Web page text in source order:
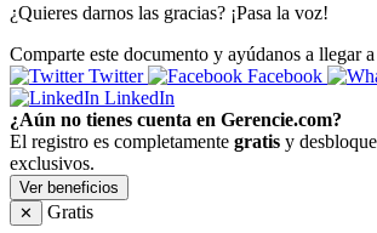
¿Quieres darnos las gracias? ¡Pasa la voz!
Comparte este documento y ayúdanos a llegar a
Twitter
Facebook
LinkedIn
¿Aún no tienes cuenta en Gerencie.com?
El registro es completamente gratis y
exclusivos.
Ver beneficios
✕
Gratis